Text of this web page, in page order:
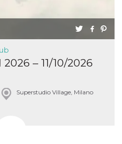
2026 – 11/10/2026
Superstudio Village, Milano